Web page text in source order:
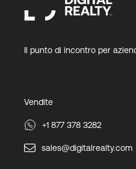
Il punto di incontro per
Vendite
+1 877 378 3282
sales@digitalrealty.com